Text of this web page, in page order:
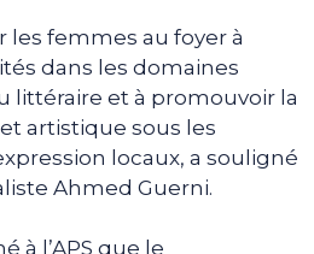
les femmes au foyer à
dans les domaines
littéraire et à promouvoir la
artistique sous les
locaux, a souligné
Ahmed Guerni.
à l’APS que le